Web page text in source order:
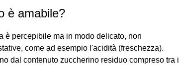
è amabile?
è percepibile ma in modo delicato, non
come ad esempio l'acidità (freschezza).
dal contenuto zuccherino residuo compreso tra i